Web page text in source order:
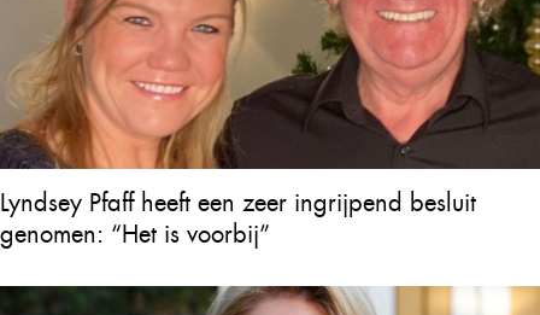
Lyndsey Pfaff heeft een zeer ingrijpend besluit
genomen: “Het is voorbij”